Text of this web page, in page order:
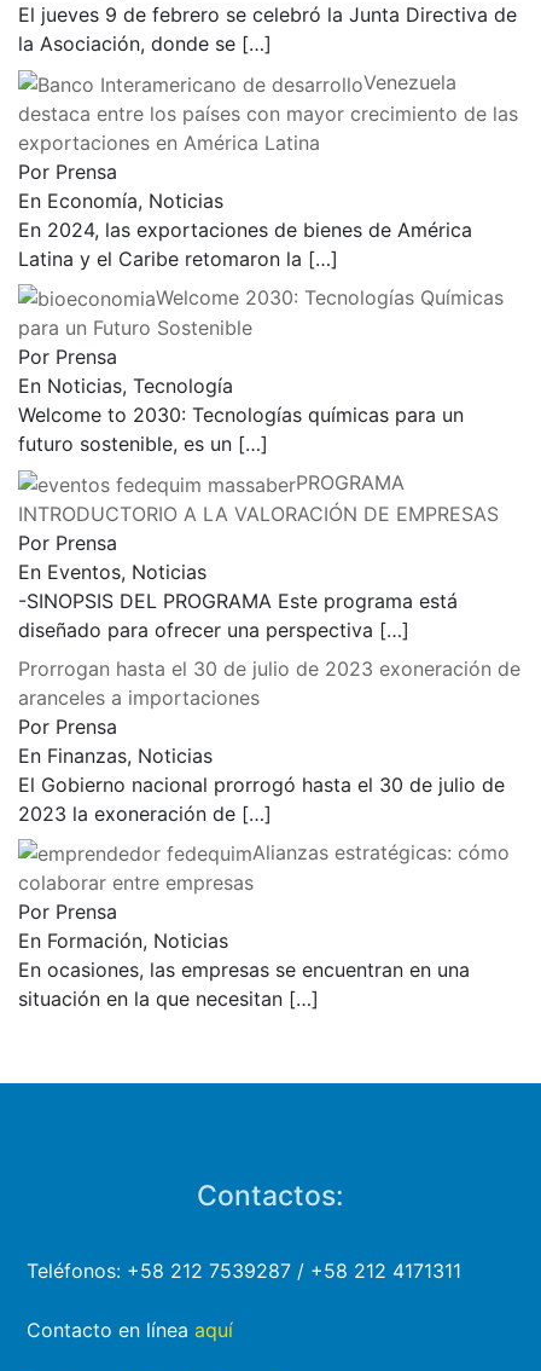
El jueves 9 de febrero se celebró la Junta Directiva de
la Asociación, donde se […]
Venezuela
destaca entre los países con mayor crecimiento de las
exportaciones en América Latina
Por Prensa
En Economía, Noticias
En 2024, las exportaciones de bienes de América
Latina y el Caribe retomaron la […]
Welcome 2030: Tecnologías Químicas
para un Futuro Sostenible
Por Prensa
En Noticias, Tecnología
Welcome to 2030: Tecnologías químicas para un
futuro sostenible, es un […]
PROGRAMA
INTRODUCTORIO A LA VALORACIÓN DE EMPRESAS
Por Prensa
En Eventos, Noticias
-SINOPSIS DEL PROGRAMA Este programa está
diseñado para ofrecer una perspectiva […]
Prorrogan hasta el 30 de julio de 2023 exoneración de
aranceles a importaciones
Por Prensa
En Finanzas, Noticias
El Gobierno nacional prorrogó hasta el 30 de julio de
2023 la exoneración de […]
Alianzas estratégicas: cómo
colaborar entre empresas
Por Prensa
En Formación, Noticias
En ocasiones, las empresas se encuentran en una
situación en la que necesitan […]
Contactos:
Teléfonos: +58 212 7539287 / +58 212 4171311
Contacto en líneaaquí